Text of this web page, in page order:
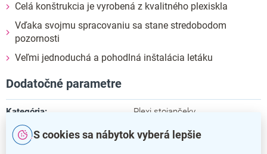
S cookies sa nábytok vyberá lepšie
Celá konštrukcia je vyrobená z kvalitného plexiskla
Vďaka svojmu spracovaniu sa stane stredobodom
pozornosti
Veľmi jednoduchá a pohodlná inštalácia letáku
Dodatočné parametre
Kategória: Plexi stojančeky
Farba číra